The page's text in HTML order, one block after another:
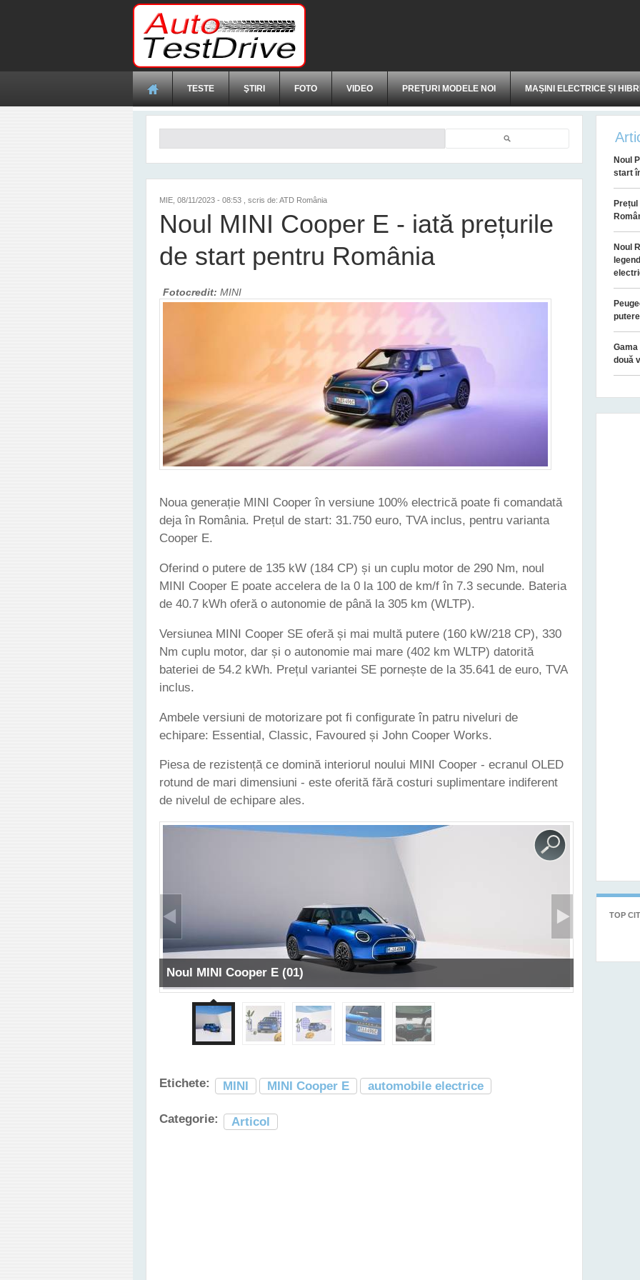
TESTE ŞTIRI FOTO VIDEO PREȚURI MODELE NOI MAȘINI ELECTRICE ȘI
MIE, 08/11/2023 - 08:53 , scris de: ATD România
Noul MINI Cooper E - iată prețurile
de start pentru România
Fotocredit: MINI
Noua generație MINI Cooper în versiune 100% electrică poate fi comandată
deja în România. Prețul de start: 31.750 euro, TVA inclus, pentru varianta
Cooper E.
Oferind o putere de 135 kW (184 CP) și un cuplu motor de 290 Nm, noul
MINI Cooper E poate accelera de la 0 la 100 de km/f în 7.3 secunde. Bateria
de 40.7 kWh oferă o autonomie de până la 305 km (WLTP).
Versiunea MINI Cooper SE oferă și mai multă putere (160 kW/218 CP), 330
Nm cuplu motor, dar și o autonomie mai mare (402 km WLTP) datorită
bateriei de 54.2 kWh. Prețul variantei SE pornește de la 35.641 de euro, TVA
inclus.
Ambele versiuni de motorizare pot fi configurate în patru niveluri de
echipare: Essential, Classic, Favoured și John Cooper Works.
Piesa de rezistență ce domină interiorul noului MINI Cooper - ecranul OLED
rotund de mari dimensiuni - este oferită fără costuri suplimentare indiferent
de nivelul de echipare ales.
Noul MINI Cooper E (01)
Etichete: MINI MINI Cooper E automobile electrice
Categorie: Articol
Noul
start
Noul
două
TOP